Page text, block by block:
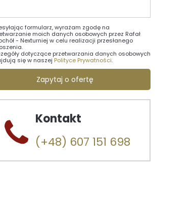
(+48) 607 151 698
Kontakt
formularz, wyrażam zgodę na
moich danych osobowych przez Rafał
- Nexturniej w celu realizacji przesłanego
dotyczące przetwarzania danych osobowych
się w naszej Polityce Prywatności.
Zapytaj o ofertę